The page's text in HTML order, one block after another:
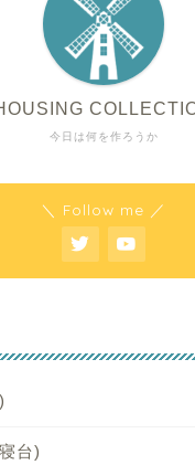
今日は何を作ろうか
＼ Follow me ／
台)
「カテゴリー」
ご要望はコ